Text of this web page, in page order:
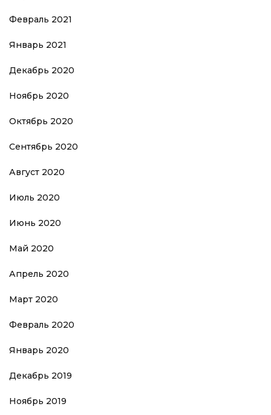
Февраль 2021
Январь 2021
Декабрь 2020
Ноябрь 2020
Октябрь 2020
Сентябрь 2020
Август 2020
Июль 2020
Июнь 2020
Май 2020
Апрель 2020
Март 2020
Февраль 2020
Январь 2020
Декабрь 2019
Ноябрь 2019